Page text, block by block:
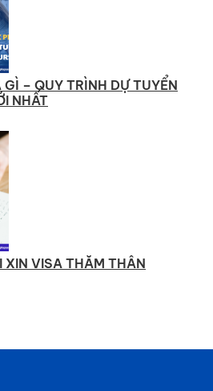
GÌ – QUY TRÌNH DỰ TUYỂN
NHẤT
XIN VISA THĂM THÂN